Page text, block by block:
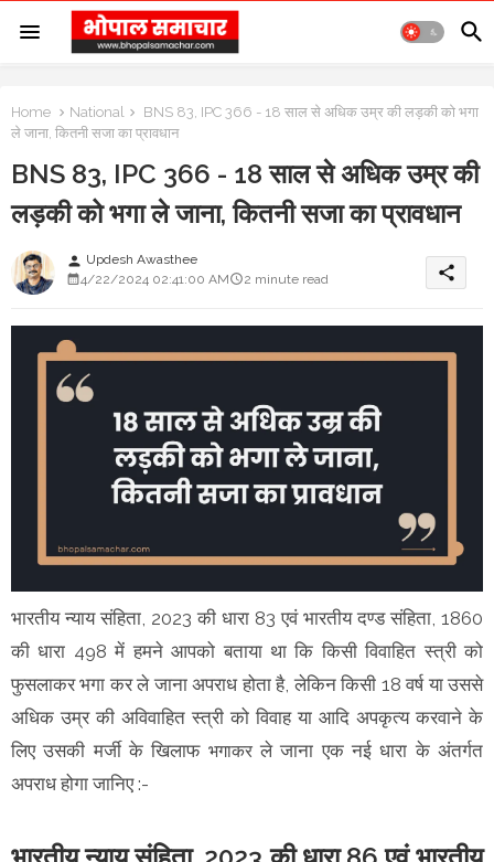
Home National
BNS 83, IPC 366 - 18 साल से अधिक उम्र की लड़की को भगा
ले जाना, कितनी सजा का प्रावधान
BNS 83, IPC 366 - 18 साल से अधिक उम्र की
लड़की को भगा ले जाना, कितनी सजा का प्रावधान
person Updesh Awasthee
4/22/2024 02:41:00 AM
2 minute read share
भारतीय न्याय संहिता, 2023 की धारा 83 एवं भारतीय दण्ड संहिता, 1860
की धारा 498 में हमने आपको बताया था कि किसी विवाहित स्त्री को
फुसलाकर भगा कर ले जाना अपराध होता है, लेकिन किसी 18 वर्ष या उससे
अधिक उम्र की अविवाहित स्त्री को विवाह या आदि अपकृत्य करवाने के
लिए उसकी मर्जी के खिलाफ भगाकरले जाना एक नई धारा के अंतर्गत
अपराध होगा जानिए :-